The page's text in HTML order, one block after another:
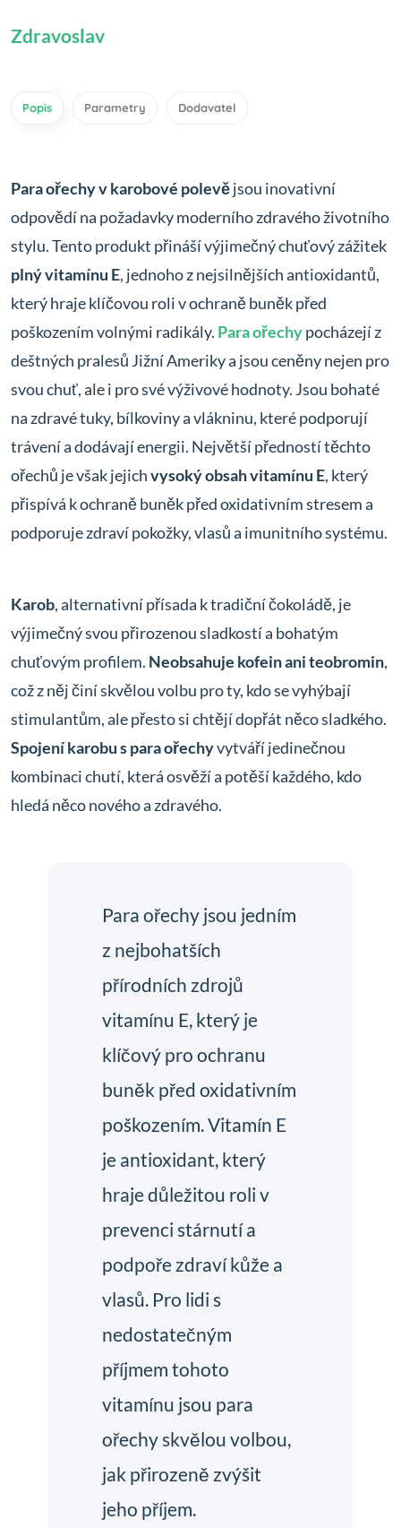
Zdravoslav
Popis Parametry Dodavatel
Para ořechy v karobové polevějsou inovativní
odpovědí na požadavky moderního zdravého životního
stylu. Tento produkt přináší výjimečný chuťový zážitek
plný vitamínu E, jednoho z nejsilnějších antioxidantů,
který hraje klíčovou roli v ochraně buněk před
poškozením volnými radikály. Para ořechypocházejí z
deštných pralesů Jižní Ameriky a jsou ceněny nejen pro
svou chuť, ale i pro své výživové hodnoty. Jsou bohaté
na zdravé tuky, bílkoviny a vlákninu, které podporují
trávení a dodávají energii. Největší předností těchto
ořechů je však jejichvysoký obsah vitamínu E, který
přispívá k ochraně buněk před oxidativním stresem a
podporuje zdraví pokožky, vlasů a imunitního systému.
Karob, alternativní přísada k tradiční čokoládě, je
výjimečný svou přirozenou sladkostí a bohatým
chuťovým profilem. Neobsahuje kofein ani teobromin,
což z něj činí skvělou volbu pro ty, kdo se vyhýbají
stimulantům, ale přesto si chtějí dopřát něco sladkého.
Spojení karobu s para ořechyvytváří jedinečnou
kombinaci chutí, která osvěží a potěší každého, kdo
hledá něco nového a zdravého.
Para ořechy jsou jedním
z nejbohatších
přírodních zdrojů
vitamínu E, který je
klíčový pro ochranu
buněk před oxidativním
poškozením. Vitamín E
je antioxidant, který
hraje důležitou roli v
prevenci stárnutí a
podpoře zdraví kůže a
vlasů. Pro lidi s
nedostatečným
příjmem tohoto
vitamínu jsou para
ořechy skvělou volbou,
jak přirozeně zvýšit
jeho příjem.